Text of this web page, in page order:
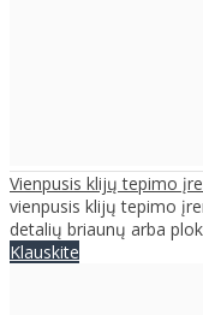
Vienpusis klijų tepimo
vienpusis klijų tepimo
detalių briaunų arba
Klauskite